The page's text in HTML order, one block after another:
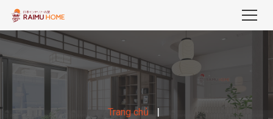
Trang chủ